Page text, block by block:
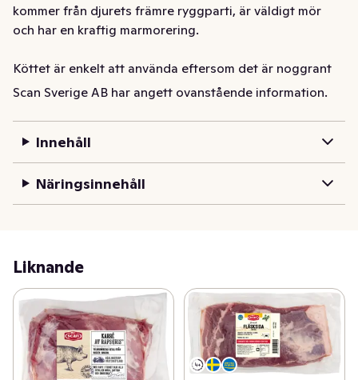
kommer från djurets främre ryggparti, är väldigt mör
och har en kraftig marmorering.
Köttet är enkelt att använda eftersom det är noggrant
putsat och passar utmärkt att steka med ett saftigt
Scan Sverige AB har angett ovanstående information.
Innehåll
Näringsinnehåll
Liknande